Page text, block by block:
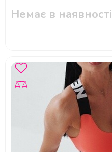
Немає в наявності